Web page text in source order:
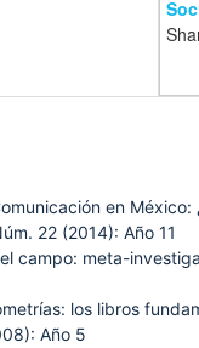
en
22 (2014): Año 11
campo: meta-
los libros
Año 5